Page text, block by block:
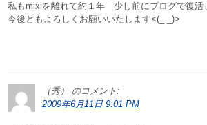
私もmixiを離れて約１年 少し前にブログで復活
今後ともよろしくお願いいたします<(_ _)>
（秀）
のコメント:
2009年6月11日 9:01 PM